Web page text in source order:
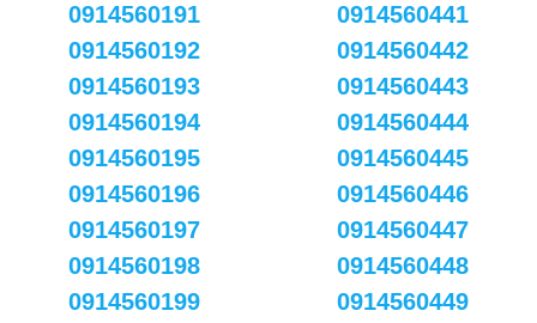
0914560191
0914560192
0914560193
0914560194
0914560195
0914560196
0914560197
0914560198
0914560199
0914560441
0914560442
0914560443
0914560444
0914560445
0914560446
0914560447
0914560448
0914560449